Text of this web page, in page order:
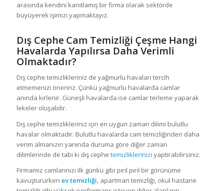
arasında kendini kanıtlamış bir firma olarak sektörde
büyüyerek işimizi yapmaktayız.
Dış Cephe Cam Temizliği Çeşme Hangi
Havalarda Yapılırsa Daha Verimli
Olmaktadır?
Dış cephe temizlikleriniz de yağmurlu havaları tercih
etmemenizi öneririz. Çünkü yağmurlu havalarda camlar
anında kirlenir. Güneşli havalarda ise camlar terleme yaparak
lekeler oluşabilir.
Dış cephe temizlikleriniz için en uygun zaman dilimi bulutlu
havalar olmaktadır. Bulutlu havalarda cam temizliğinden daha
verim almanızın yanında duruma göre diğer zaman
dilimlerinde de tabi ki dış cephe temizliklerinizi yaptırabilirsiniz.
Firmamız camlarınızı ilk günkü gibi pırıl pırıl bir görünüme
kavuştururken ev temizliği, apartman temizliği, okul hastane